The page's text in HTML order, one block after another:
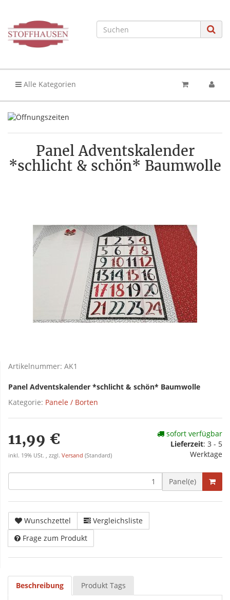
Alle Kategorien
Panel Adventskalender
*schlicht & schön* Baumwolle
Artikelnummer: AK1
Panel Adventskalender *schlicht & schön* Baumwolle
Kategorie: Panele / Borten
11,99 €
inkl. 19% USt. , zzgl. Versand (Standard)
sofort verfügbar
Lieferzeit: 3 - 5
Werktage
Panel(e)
Wunschzettel
Vergleichsliste
Frage zum Produkt
Beschreibung Produkt Tags